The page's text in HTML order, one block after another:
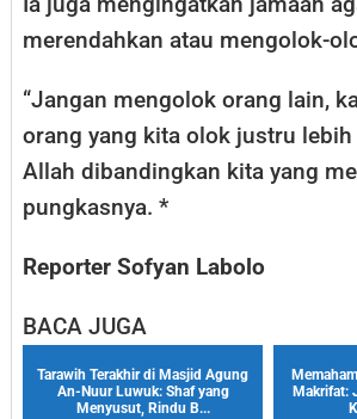
merendahkan atau mengolok-
“Jangan mengolok orang lain,
orang yang kita olok justru
Allah dibandingkan kita yang
pungkasnya. *
Reporter Sofyan Labolo
BACA JUGA
Tarawih Terakhir di Masjid Agung
An-Nuur Luwuk: Shaf yang
Menyusut, Rindu B...
Makrifat: